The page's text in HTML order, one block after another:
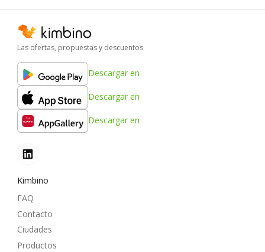
Las ofertas, propuestas y descuentos
Descargar en
Descargar en
Descargar en
Kimbino
FAQ
Contacto
Ciudades
Productos